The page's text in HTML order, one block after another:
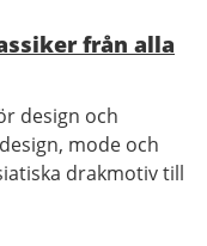
från alla
design och
mode och
drakmotiv till